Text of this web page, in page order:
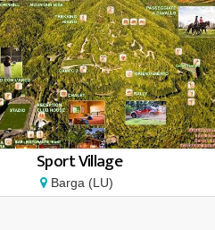
Sport Village
Barga (LU)